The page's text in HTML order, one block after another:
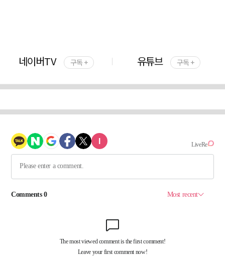
네이버TV 구독 + 유튜브 구독 +